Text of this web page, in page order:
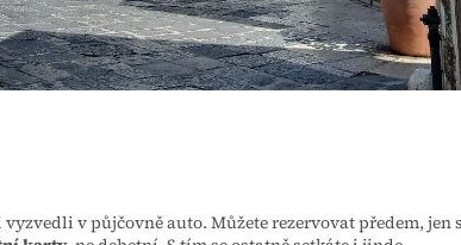
vyzvedli v půjčovně auto. Můžete rezervovat předem, jen